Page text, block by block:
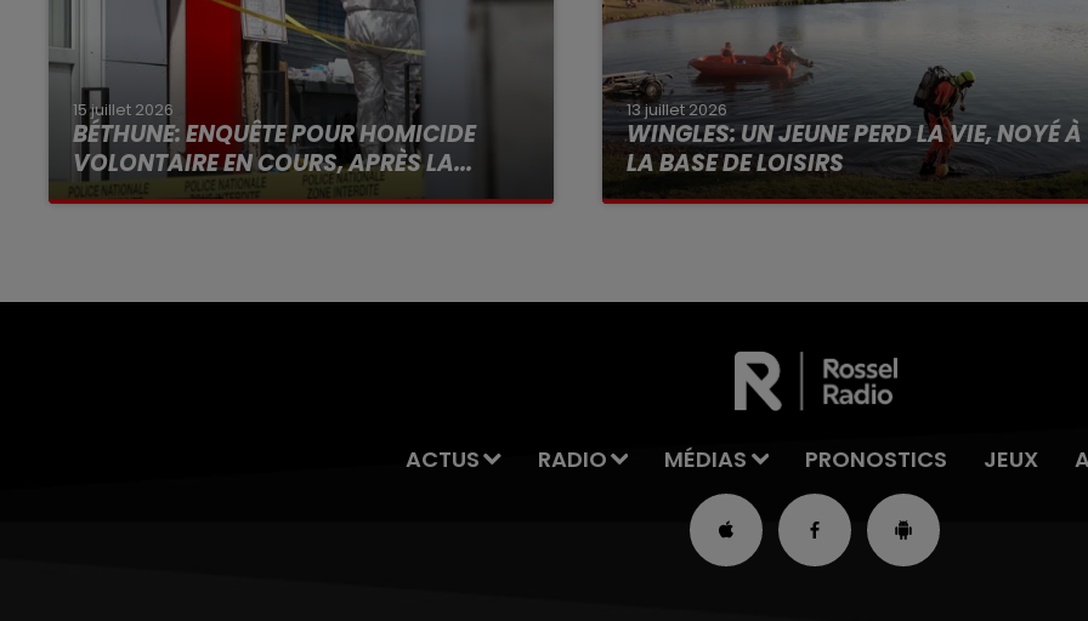
15 juillet 2026
BÉTHUNE: ENQUÊTE POUR HOMICIDE
VOLONTAIRE EN COURS, APRÈS LA...
Selon les premiers éléments, le logement
13 juillet 2026
WINGLES: UN JEUNE PERD LA VIE, NOYÉ À
LA BASE DE LOISIRS
La victime a coulé à pic
ACTUS RADIO MÉDIAS PRONOSTICS JEUX